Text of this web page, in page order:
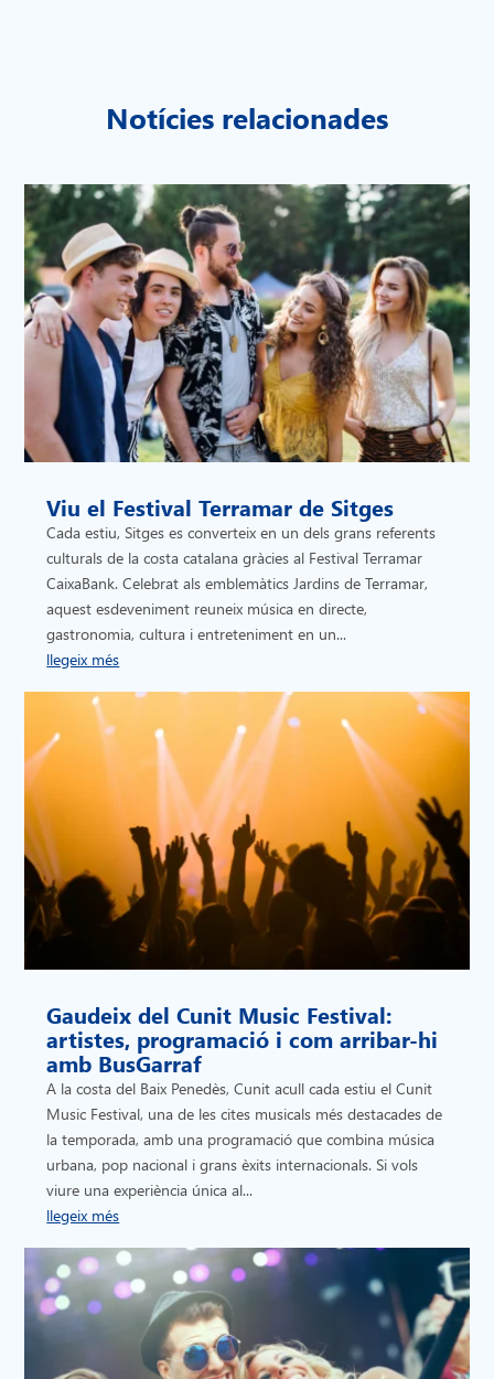
Notícies relacionades
Viu el Festival Terramar de Sitges
Cada estiu, Sitges es converteix en un dels grans referents
culturals de la costa catalana gràcies al Festival Terramar
CaixaBank. Celebrat als emblemàtics Jardins de Terramar,
aquest esdeveniment reuneix música en directe,
gastronomia, cultura i entreteniment en un...
llegeix més
Gaudeix del Cunit Music Festival:
artistes, programació i com arribar-hi
amb BusGarraf
A la costa del Baix Penedès, Cunit acull cada estiu el Cunit
Music Festival, una de les cites musicals més destacades de
la temporada, amb una programació que combina música
urbana, pop nacional i grans èxits internacionals. Si vols
viure una experiència única al...
llegeix més